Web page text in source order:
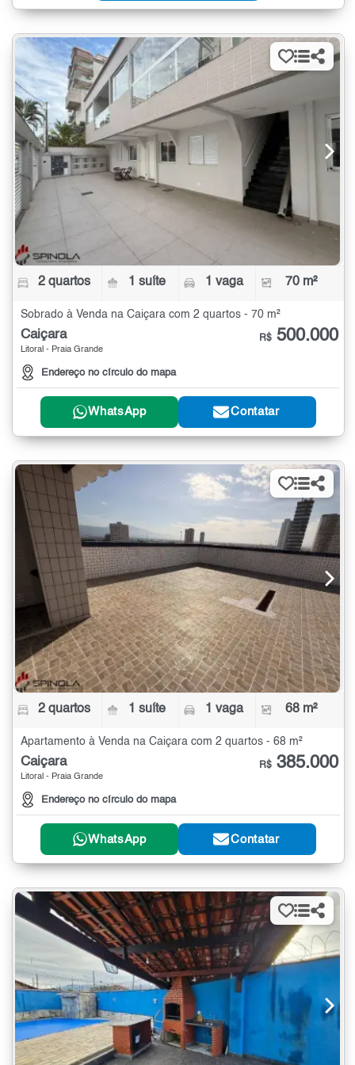
2 quartos 1 suíte 1 vaga 70 m²
Sobrado à Venda na Caiçara com 2 quartos - 70 m²
Caiçara
Litoral - Praia Grande
Endereço no círculo do mapa
R$ 500.000
WhatsApp Contatar
2 quartos 1 suíte 1 vaga 68 m²
Apartamento à Venda na Caiçara com 2 quartos - 68 m²
Caiçara
Litoral - Praia Grande
Endereço no círculo do mapa
R$ 385.000
WhatsApp Contatar